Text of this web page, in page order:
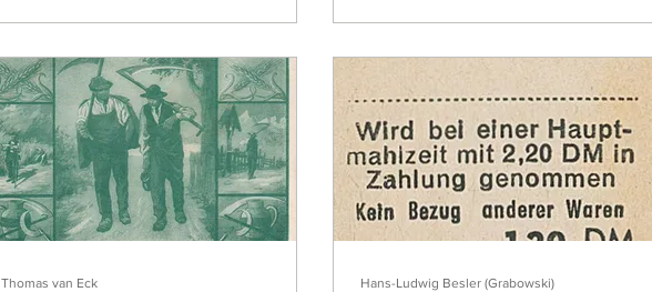
Thomas van Eck
Hans-Ludwig Besler (Grabowski)